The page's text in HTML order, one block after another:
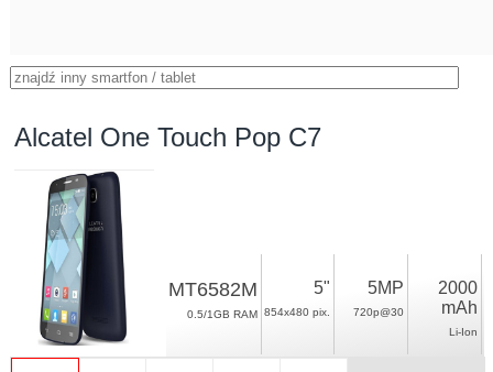
Alcatel One Touch Pop C7
MT6582M
0.5/1GB RAM
5"
854x480 pix.
5MP
720p@30
2000
mAh
Li-Ion